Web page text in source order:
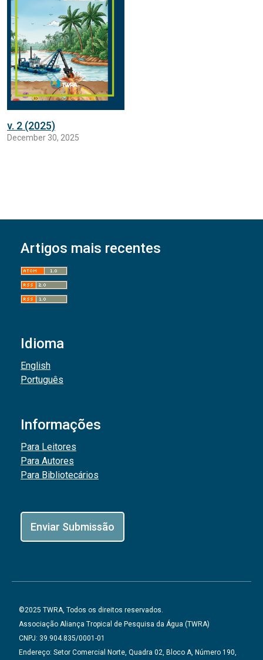
v. 2 (2025)
December 30, 2025
Artigos mais recentes
Idioma
English
Português
Informações
Para Leitores
Para Autores
Para Bibliotecários
Enviar Submissão
©2025 TWRA, Todos os direitos reservados.
Associação Aliança Tropical de Pesquisa da Água (TWRA)
CNPJ: 39.904.835/0001-01
Endereço: Setor Comercial Norte, Quadra 02, Bloco A, Número 190,